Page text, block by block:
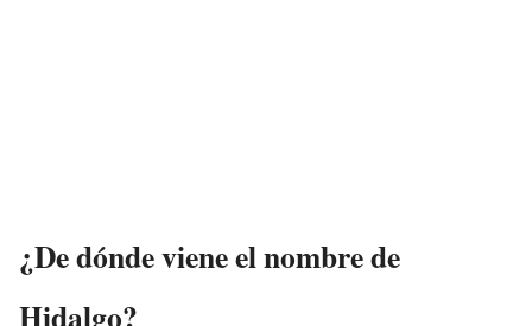
¿De dónde viene el nombre de
Hidalgo?